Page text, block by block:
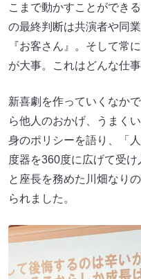
こまで動かすことができ
の最終判断は共演者や同
『お客さん』。そして常
が大事。これはどんな仕
新喜劇を作っていくなか
ら他人のおかげ、うまく
身のポリシーを語り、「
度器を360度に広げて受け
と座長を務めた川畑なり
られました。